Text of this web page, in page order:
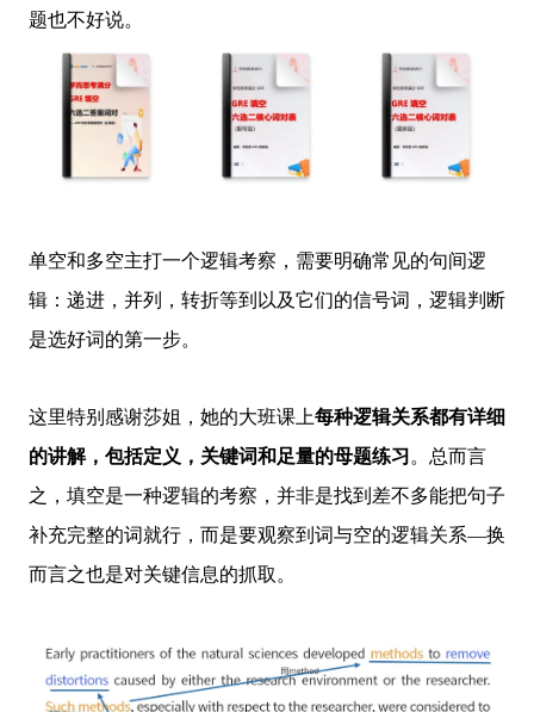
题也不好说。
单空和多空主打一个逻辑考察，需要明确常见的句间逻
辑：递进，并列，转折等到以及它们的信号词，逻辑判断
是选好词的第一步。
这里特别感谢莎姐，她的大班课上每种逻辑关系都有详细
的讲解，包括定义，关键词和足量的母题练习 。总而言
之，填空是一种逻辑的考察，并非是找到差不多能把句子
补充完整的词就行，而是要观察到词与空的逻辑关系—换
而言之也是对关键信息的抓取。